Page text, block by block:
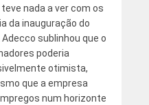
nada a ver com os
da inauguração do
sublinhou que o
poderia
otimista,
que a empresa
num horizonte